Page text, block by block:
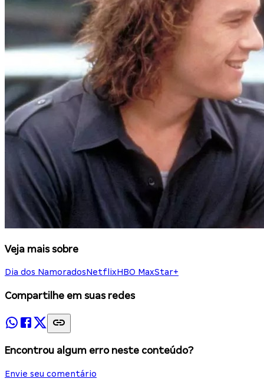
Veja mais sobre
Dia dos NamoradosNetflixHBO MaxStar+
Compartilhe em suas redes
Encontrou algum erro neste conteúdo?
Envie seu comentário